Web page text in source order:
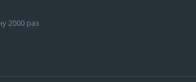
2000 раз